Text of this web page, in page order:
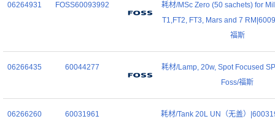
06264931 FOSS60093992
耗材/MSc Zero (50 sachets) for
T1,FT2, FT3, Mars and 7
福斯
06266435 60044277
耗材/Lamp, 20w, Spot Focused
Foss/福斯
06266260 60031961
耗材/Tank 20L UN（无盖）